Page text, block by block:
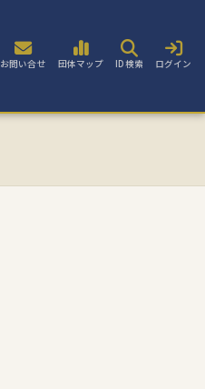
お問い合せ 団体マップ ID検索 ログイン